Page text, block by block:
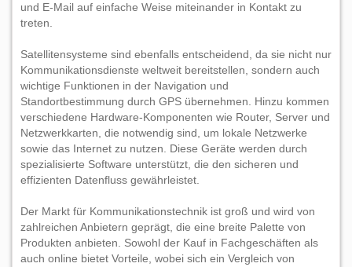
und E-Mail auf einfache Weise miteinander in Kontakt zu
treten.
Satellitensysteme sind ebenfalls entscheidend, da sie nicht nur
Kommunikationsdienste weltweit bereitstellen, sondern auch
wichtige Funktionen in der Navigation und
Standortbestimmung durch GPS übernehmen. Hinzu kommen
verschiedene Hardware-Komponenten wie Router, Server und
Netzwerkkarten, die notwendig sind, um lokale Netzwerke
sowie das Internet zu nutzen. Diese Geräte werden durch
spezialisierte Software unterstützt, die den sicheren und
effizienten Datenfluss gewährleistet.
Der Markt für Kommunikationstechnik ist groß und wird von
zahlreichen Anbietern geprägt, die eine breite Palette von
Produkten anbieten. Sowohl der Kauf in Fachgeschäften als
auch online bietet Vorteile, wobei sich ein Vergleich von